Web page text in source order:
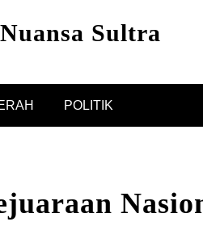
Nuansa Sultra
POLITIK